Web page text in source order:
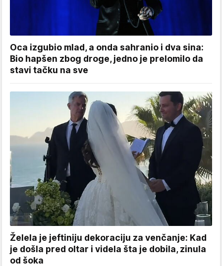
Oca izgubio mlad, a onda sahranio i dva sina:
Bio hapšen zbog droge, jedno je prelomilo da
stavi tačku na sve
Želela je jeftiniju dekoraciju za venčanje: Kad
je došla pred oltar i videla šta je dobila, zinula
od šoka